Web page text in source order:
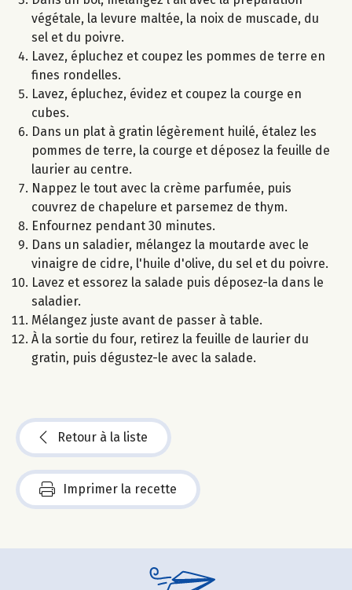
végétale, la levure maltée, la noix de muscade, du
sel et du poivre.
Lavez, épluchez et coupez les pommes de terre en
fines rondelles.
Lavez, épluchez, évidez et coupez la courge en
cubes.
Dans un plat à gratin légèrement huilé, étalez les
pommes de terre, la courge et déposez la feuille de
laurier au centre.
Nappez le tout avec la crème parfumée, puis
couvrez de chapelure et parsemez de thym.
Enfournez pendant 30 minutes.
Dans un saladier, mélangez la moutarde avec le
vinaigre de cidre, l'huile d'olive, du sel et du poivre.
Lavez et essorez la salade puis déposez-la dans le
saladier.
Mélangez juste avant de passer à table.
À la sortie du four, retirez la feuille de laurier du
gratin, puis dégustez-le avec la salade.
Retour à la liste
Imprimer la recette